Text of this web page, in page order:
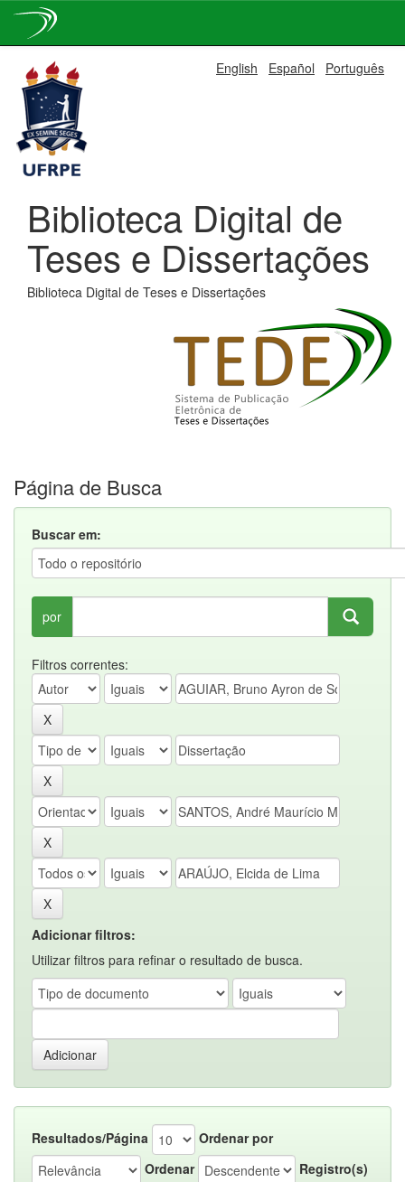
navigation
English Español Português
Biblioteca Digital de
Teses e Dissertações
Biblioteca Digital de Teses e Dissertações
Página de Busca
Buscar em:
por
Filtros correntes:
Adicionar filtros:
Utilizar filtros para refinar o resultado de busca.
Resultados/Página
Ordenar por
Ordenar
Registro(s)